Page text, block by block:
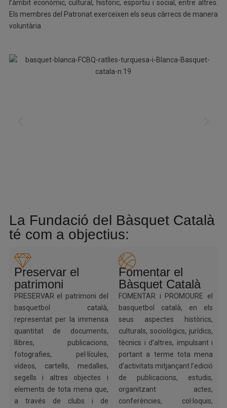
l’àmbit econòmic, cultural, històric, esportiu i social, entre altres.
Els membres del Patronat exerceixen els seus càrrecs de manera
voluntària.
La Fundació del Bàsquet Català
té com a objectius:
Preservar el
patrimoni
PRESERVAR el patrimoni del
basquetbol català,
representat per la immensa
quantitat de documents,
llibres, publicacions,
fotografies, pel·lícules,
vídeos, cartells, medalles,
segells i altres objectes i
elements de tota mena que,
a través de clubs i de
Fomentar el
Bàsquet Català
FOMENTAR i PROMOURE el
basquetbol català, en els
seus aspectes històrics,
culturals, sociològics, jurídics,
tècnics i d’altres, impulsant i
portant a terme tota mena
d’activitats mitjançant l’edició
de publicacions, estudis,
organitzant actes,
conferències, col·loquis,